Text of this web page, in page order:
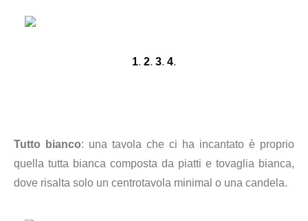
1. 2. 3. 4.
Tutto bianco: una tavola che ci ha incantato è proprio
quella tutta bianca composta da piatti e tovaglia bianca,
dove risalta solo un centrotavola minimal o una candela.